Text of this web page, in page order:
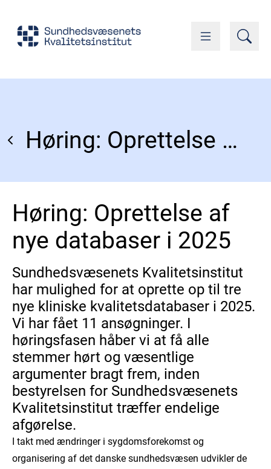
Høring: Oprettelse af nye databaser i 2025
Høring: Oprettelse af
nye databaser i 2025
Sundhedsvæsenets Kvalitetsinstitut
har mulighed for at oprette op til tre
nye kliniske kvalitetsdatabaser i 2025.
Vi har fået 11 ansøgninger. I
høringsfasen håber vi at få alle
stemmer hørt og væsentlige
argumenter bragt frem, inden
bestyrelsen for Sundhedsvæsenets
Kvalitetsinstitut træffer endelige
afgørelse.
I takt med ændringer i sygdomsforekomst og
organisering af det danske sundhedsvæsen udvikler de